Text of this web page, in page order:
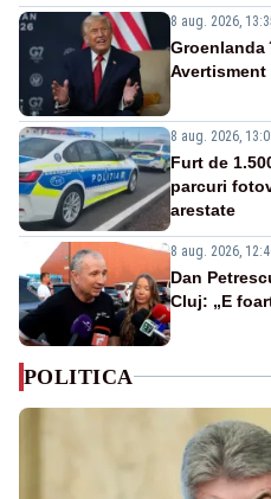
8 aug. 2026,
Groenlanda
8 aug. 2026,
Furt de
parcuri
arestate
8 aug. 2026,
Dan
Cluj: „E
POLITICA